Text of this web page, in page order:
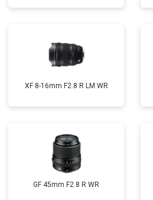
XF 8-16mm F2.8 R LM WR
GF 45mm F2.8 R WR